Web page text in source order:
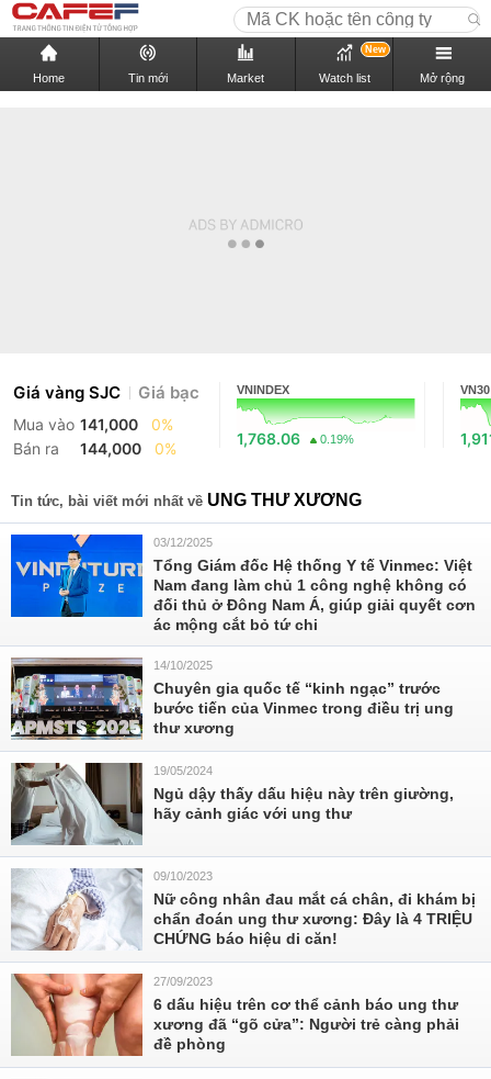
Home Tin mới Market Watch list
New
Mở rộng
Giá vàng SJC Giá bạc
Mua vào 141,000
0%
Bán ra
144,000 0%
VNINDEX
1,768.06 0.19%
VN30
Tin tức, bài viết mới nhất về UNG THƯ XƯƠNG
03/12/2025
Tổng Giám đốc Hệ thống Y tế Vinmec: Việt
Nam đang làm chủ 1 công nghệ không có
đối thủ ở Đông Nam Á, giúp giải quyết cơn
ác mộng cắt bỏ tứ chi
14/10/2025
Chuyên gia quốc tế “kinh ngạc” trước
bước tiến của Vinmec trong điều trị ung
thư xương
19/05/2024
Ngủ dậy thấy dấu hiệu này trên giường,
hãy cảnh giác với ung thư
09/10/2023
Nữ công nhân đau mắt cá chân, đi khám bị
chẩn đoán ung thư xương: Đây là 4 TRIỆU
CHỨNG báo hiệu di căn!
27/09/2023
6 dấu hiệu trên cơ thể cảnh báo ung thư
xương đã “gõ cửa”: Người trẻ càng phải
đề phòng